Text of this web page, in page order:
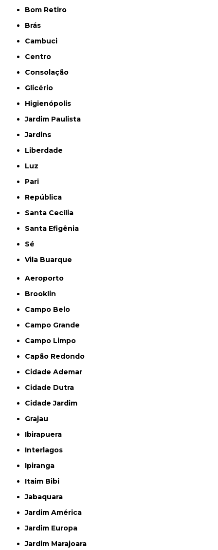
Bom Retiro
Brás
Cambuci
Centro
Consolação
Glicério
Higienópolis
Jardim Paulista
Jardins
Liberdade
Luz
Pari
República
Santa Cecília
Santa Efigênia
Sé
Vila Buarque
Aeroporto
Brooklin
Campo Belo
Campo Grande
Campo Limpo
Capão Redondo
Cidade Ademar
Cidade Dutra
Cidade Jardim
Grajau
Ibirapuera
Interlagos
Ipiranga
Itaim Bibi
Jabaquara
Jardim América
Jardim Europa
Jardim Marajoara